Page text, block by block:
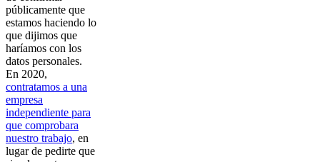
públicamente que
estamos haciendo lo
que dijimos que
haríamos con los
datos personales.
En 2020,
contratamos a una
empresa
independiente para
que comprobara
nuestro trabajo, en
lugar de pedirte que